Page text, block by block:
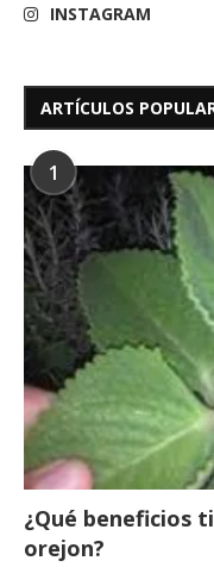
INSTAGRAM
ARTÍCULOS
1
¿Qué beneficios
orejon?